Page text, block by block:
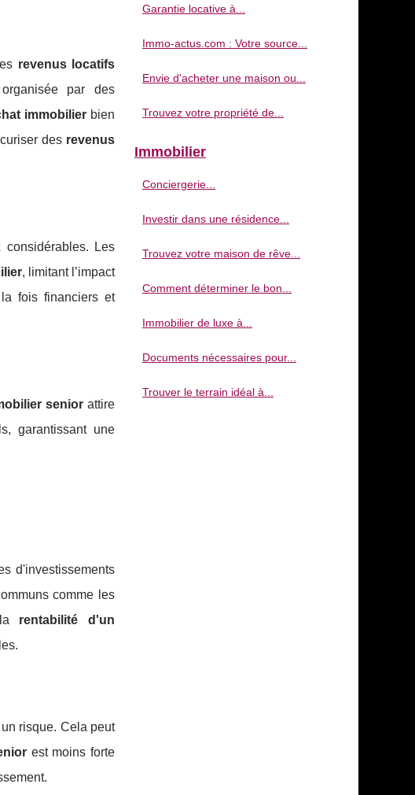
revenus locatifs
par des
immobilierbien
des revenus
considérables. Les
, limitant l’impact
fois financiers et
senior attire
garantissant une
d'investissements
comme les
rentabilité d'un
risque. Cela peut
est moins forte
Garantie locative à...
Immo-actus.com : Votre source...
Envie d'acheter une maison ou...
Trouvez votre propriété de...
Immobilier
Conciergerie...
Investir dans une résidence...
Trouvez votre maison de rêve...
Comment déterminer le bon...
Immobilier de luxe à...
Documents nécessaires pour...
Trouver le terrain idéal à...